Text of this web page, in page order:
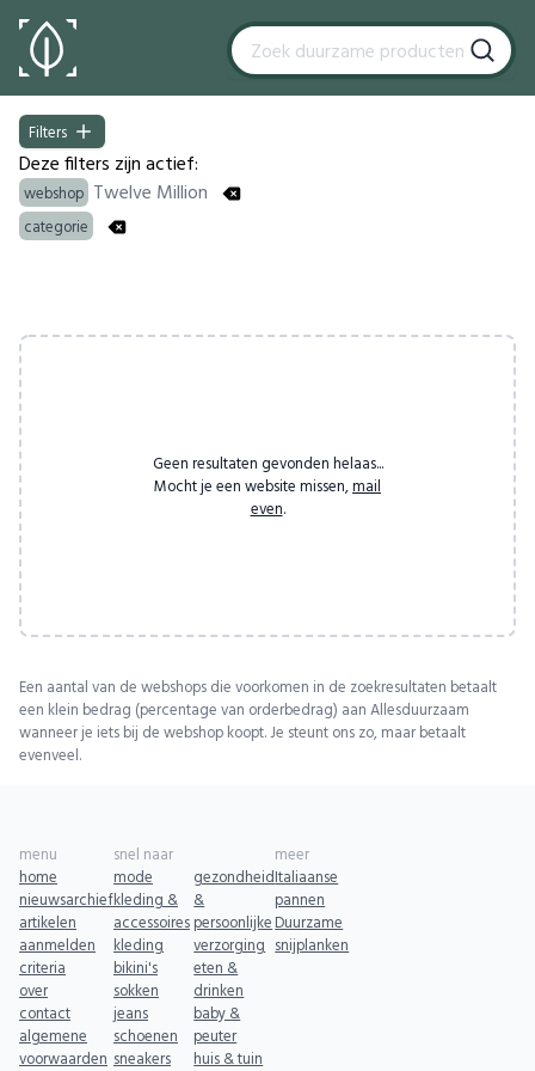
Filters
Filters
Deze filters zijn actief:
webshop Twelve Million
categorie
Geen resultaten gevonden helaas...
Mocht je een website missen, mail
even.
Een aantal van de webshops die voorkomen in de zoekresultaten betaalt
een klein bedrag (percentage van orderbedrag) aan Allesduurzaam
wanneer je iets bij de webshop koopt. Je steunt ons zo, maar betaalt
evenveel.
menu
home
nieuwsarchief
artikelen
aanmelden
criteria
over
contact
algemene
voorwaarden
snel naar
mode
kleding &
accessoires
kleding
bikini's
sokken
jeans
schoenen
sneakers
gezondheid
&
persoonlijke
verzorging
eten &
drinken
baby &
peuter
huis & tuin
meer
Italiaanse
pannen
Duurzame
snijplanken